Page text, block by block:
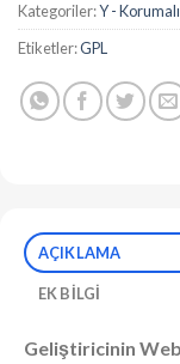
Kategoriler:Y - Korumalı
Etiketler:GPL
AÇIKLAMA
EK BILGI
Geliştiricinin